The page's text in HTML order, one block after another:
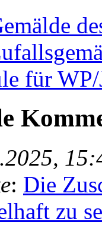
für WP/
: Die
zu